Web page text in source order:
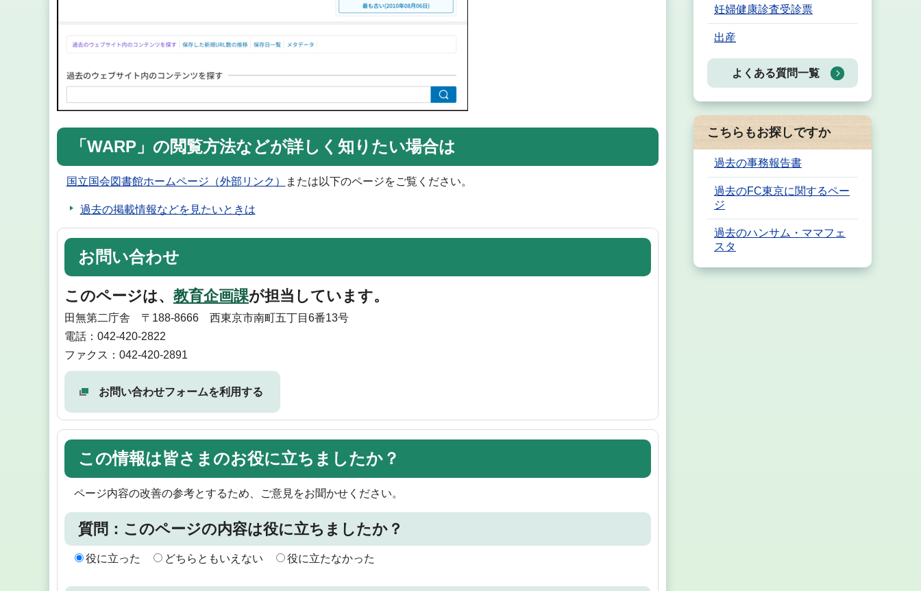
「WARP」の閲覧方法などが詳しく知りたい場合は
国立国会図書館ホームページ（外部リンク） または以下のページをご覧ください。
過去の掲載情報などを見たいときは
お問い合わせ
このページは、 教育企画課が担当しています。
田無第二庁舎 〒188-8666 西東京市南町五丁目6番13号
電話：042-420-2822
ファクス：042-420-2891
お問い合わせフォームを利用する
この情報は皆さまのお役に立ちましたか？
ページ内容の改善の参考とするため、ご意見をお聞かせください。
質問：このページの内容は役に立ちましたか？
役に立った どちらともいえない 役に立たなかった
妊婦健康診査受診票
出産
よくある質問一覧
こちらもお探しですか
過去の事務報告書
過去のFC東京に関するペー
ジ
過去のハンサム・ママフェ
スタ